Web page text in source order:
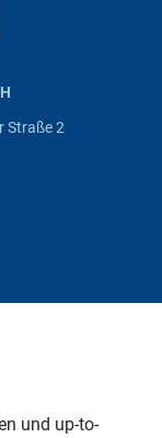
Straße 2
und up-to-